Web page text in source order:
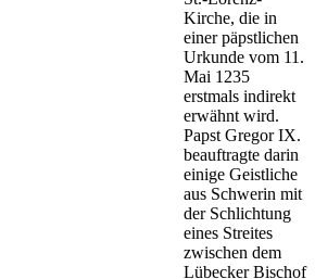
Kirche, die in
einer päpstlichen
Urkunde vom 11.
Mai 1235
erstmals indirekt
erwähnt wird.
Papst Gregor IX.
beauftragte darin
einige Geistliche
aus Schwerin mit
der Schlichtung
eines Streites
zwischen dem
Lübecker Bischof